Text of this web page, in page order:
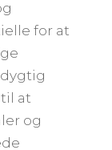
for at
at
og